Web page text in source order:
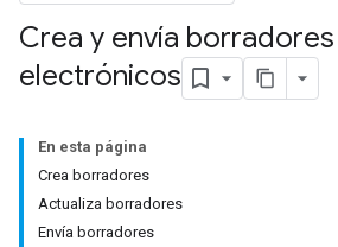
Crea y envía
electrónicos
En esta página
Crea borradores
Actualiza borradores
Envía borradores